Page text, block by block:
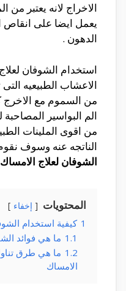
الاخراج لانه يعتبر من
يعمل ايضا على انقاص
الدهون .
استخدام الشوفان
الاعشاب الطبيعيه
من السموم مع الاخرج
الم البواسير
من اقوى الملينات
الناتجه عنه وسوف
الشوفان لعلاج الامساك
المحتويات إخفاء
1 كيفية استخدام
1.1 ما هي فوائد
1.2 ما هي طرق
الامساك